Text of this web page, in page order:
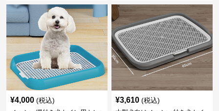
¥4,000 (税込) ¥3,610 (税込)